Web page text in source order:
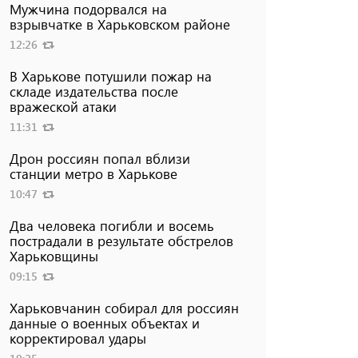
Мужчина подорвался на
взрывчатке в Харьковском районе
12:26
В Харькове потушили пожар на
складе издательства после
вражеской атаки
11:31
Дрон россиян попал вблизи
станции метро в Харькове
10:47
Два человека погибли и восемь
пострадали в результате обстрелов
Харьковщины
09:15
Харьковчанин собирал для россиян
данные о военных объектах и ​​
корректировал удары